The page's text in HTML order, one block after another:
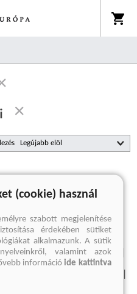
nincs találat
felmondási nyilatkozat
(cookie) használ
szabott megjelenítése
érdekében sütiket
alkalmazunk. A sütik
valamint azok
információide kattintva